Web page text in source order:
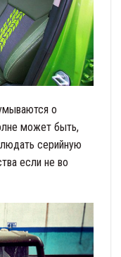
о
может быть,
серийную
если не во